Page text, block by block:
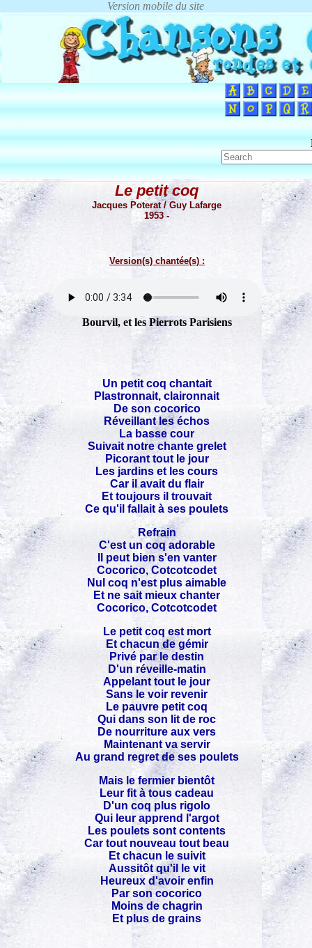
Le petit coq
Jacques Poterat / Guy Lafarge
1953 -
Version(s) chantée(s) :
Bourvil, et les Pierrots Parisiens
Un petit coq chantait
Plastronnait, claironnait
De son cocorico
Réveillant les échos
La basse cour
Suivait notre chante grelet
Picorant tout le jour
Les jardins et les cours
Car il avait du flair
Et toujours il trouvait
Ce qu'il fallait à ses poulets
Refrain
C'est un coq adorable
Il peut bien s'en vanter
Cocorico, Cotcotcodet
Nul coq n'est plus aimable
Et ne sait mieux chanter
Cocorico, Cotcotcodet
Le petit coq est mort
Et chacun de gémir
Privé par le destin
D'un réveille-matin
Appelant tout le jour
Sans le voir revenir
Le pauvre petit coq
Qui dans son lit de roc
De nourriture aux vers
Maintenant va servir
Au grand regret de ses poulets
Mais le fermier bientôt
Leur fit à tous cadeau
D'un coq plus rigolo
Qui leur apprend l'argot
Les poulets sont contents
Car tout nouveau tout beau
Et chacun le suivit
Aussitôt qu'il le vit
Heureux d'avoir enfin
Par son cocorico
Moins de chagrin
Et plus de grains